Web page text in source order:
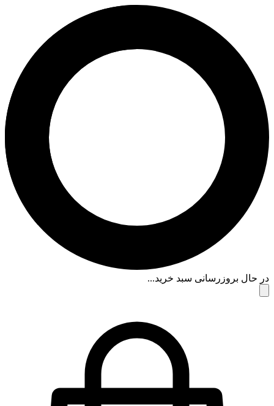
در حال بروزرسانی سبد خرید...